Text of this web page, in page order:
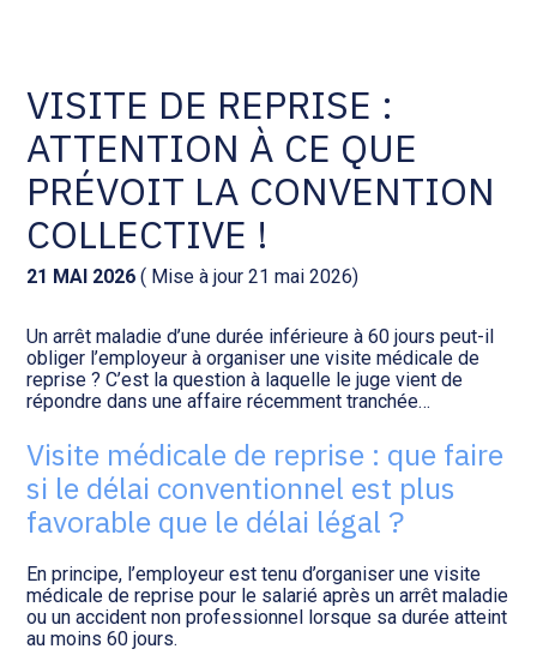
Social et ressources humaines
Assistance juridique
Pilotage d’entreprise
Audit légal
Gestion de patrimoine
Procédures collectives
Transition numérique
Tenue de votre comptabilité :
ACD
Facturation et pilotage :
EVOLIZ
Facturation et pilotage : MEG
Analyse et tableau de bord :
WAIBI
Gérer vos ressources
humaines : SILAE
VISITE DE REPRISE :
ATTENTION À CE QUE
PRÉVOIT LA CONVENTION
COLLECTIVE !
21 MAI 2026 ( Mise à jour 21 mai 2026)
Un arrêt maladie d’une durée inférieure à 60 jours peut-il
obliger l’employeur à organiser une visite médicale de
reprise ? C’est la question à laquelle le juge vient de
répondre dans une affaire récemment tranchée…
Visite médicale de reprise : que faire
si le délai conventionnel est plus
favorable que le délai légal ?
En principe, l’employeur est tenu d’organiser une visite
médicale de reprise pour le salarié après un arrêt maladie
ou un accident non professionnel lorsque sa durée atteint
au moins 60 jours.